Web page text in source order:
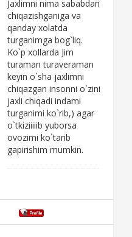
Jaxlimni nima sababdan
chiqazishganiga va
qanday xolatda
turganimga bog`liq.
Ko`p xollarda Jim
turaman turaveraman
keyin o`sha jaxlimni
chiqazgan insonni o`zini
jaxli chiqadi indami
turganimi ko`rib,) agar
o`tkiziiiiib yuborsa
ovozimi ko`tarib
gapirishim mumkin.